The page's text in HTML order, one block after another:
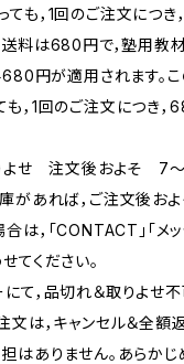
も，1回のご注文につき
料は680円で，塾用教
円が適用されます。こ
，1回のご注文につき，
りよせ 注文後およそ 7
があれば，ご注文後およ
は，「CONTACT」「メ
てください。
て，品切れ＆取りよせ
文は，キャンセル＆全額
はありません。あらかじ